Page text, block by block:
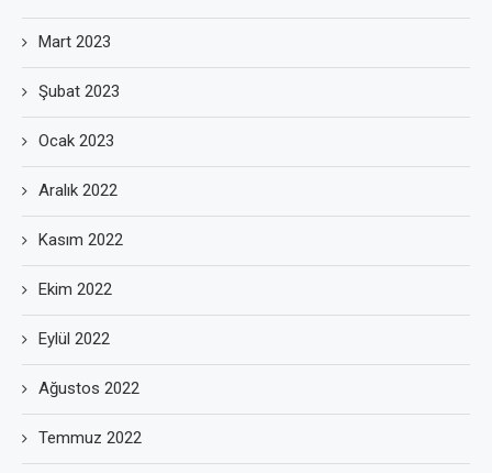
Mart 2023
Şubat 2023
Ocak 2023
Aralık 2022
Kasım 2022
Ekim 2022
Eylül 2022
Ağustos 2022
Temmuz 2022